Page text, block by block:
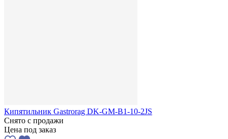
Кипятильник Gastrorag DK-GM-B1-10-2JS
Снято с продажи
Цена под заказ